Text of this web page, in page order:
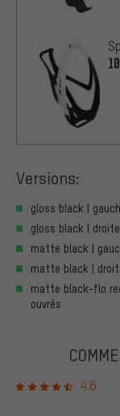
Versions:
gloss black |
gloss black |
matte black |
matte black |
matte black-flo
ouvrés
4.6